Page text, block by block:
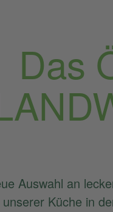
Das
Auswahl an
Küche in